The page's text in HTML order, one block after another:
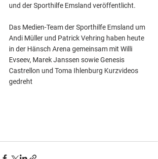
und der Sporthilfe Emsland veröffentlicht.
Das Medien-Team der Sporthilfe Emsland um
Andi Müller und Patrick Vehring haben heute
in der Hänsch Arena gemeinsam mit Willi
Evseev, Marek Janssen sowie Genesis
Castrellon und Toma Ihlenburg Kurzvideos
gedreht